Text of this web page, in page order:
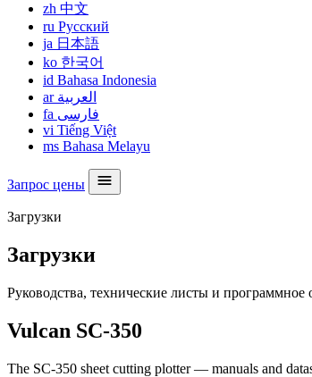
zh 中文
ru Русский
ja 日本語
ko 한국어
id Bahasa Indonesia
ar العربية
fa فارسی
vi Tiếng Việt
ms Bahasa Melayu
Запрос цены
Загрузки
Загрузки
Руководства, технические листы и
Vulcan SC-350
The SC-350 sheet cutting plotter — manuals and